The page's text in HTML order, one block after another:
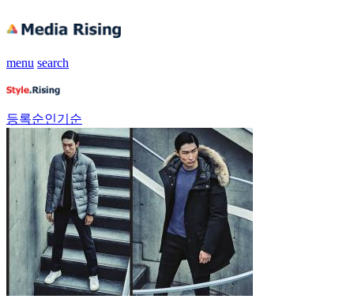
menu search
등록순인기순